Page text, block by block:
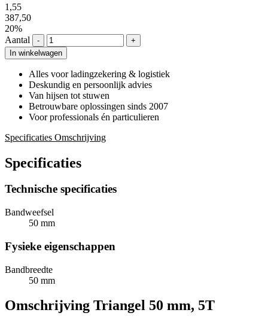
1,55
387,50
20%
Aantal
-
+
In winkelwagen
Alles voor ladingzekering & logistiek
Deskundig en persoonlijk advies
Van hijsen tot stuwen
Betrouwbare oplossingen sinds 2007
Voor professionals én particulieren
Specificaties Omschrijving
Specificaties
Technische specificaties
Bandweefsel
50 mm
Fysieke eigenschappen
Bandbreedte
50 mm
Omschrijving Triangel 50 mm, 5T